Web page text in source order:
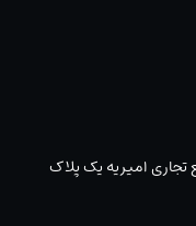
امیریه یک پلاک